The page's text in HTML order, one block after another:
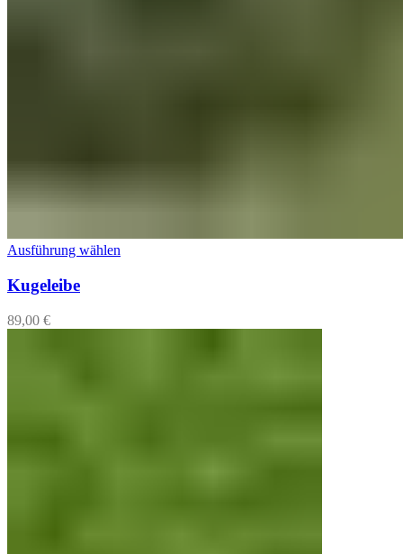
Ausführung wählen
Kugeleibe
89,00 €